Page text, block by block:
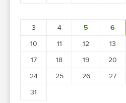
3
4 5 6
10
11 12 13
17
18 19 20
24
25 26 27
31